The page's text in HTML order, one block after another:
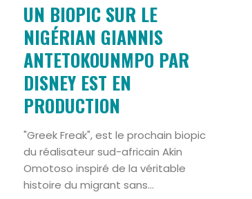
UN BIOPIC SUR LE
NIGÉRIAN GIANNIS
ANTETOKOUNMPO PAR
DISNEY EST EN
PRODUCTION
"Greek Freak", est le prochain biopic
du réalisateur sud-africain Akin
Omotoso inspiré de la véritable
histoire du migrant sans...